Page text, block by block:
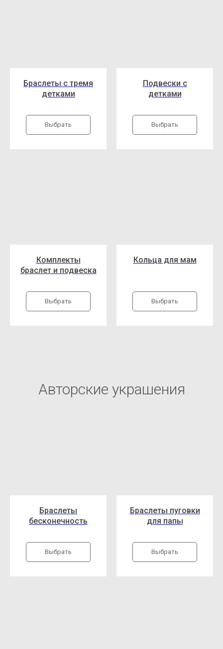
Браслеты с тремя
детками
Выбрать
Подвески с
детками
Выбрать
Комплекты
браслет и подвеска
Выбрать
Кольца для мам
Выбрать
Авторские украшения
Браслеты
бесконечность
Выбрать
Браслеты пуговки
для папы
Выбрать